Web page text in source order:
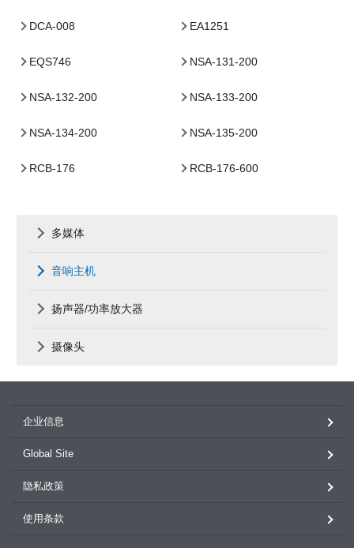
DCA-008 EA1251
EQS746 NSA-131-200
NSA-132-200 NSA-133-200
NSA-134-200 NSA-135-200
RCB-176 RCB-176-600
多媒体
音响主机
扬声器/功率放大器
摄像头
企业信息
Global Site
隐私政策
使用条款